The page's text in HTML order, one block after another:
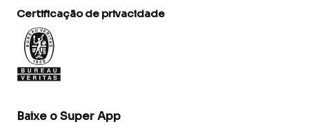
Certificação de privacidade
Baixe o Super App